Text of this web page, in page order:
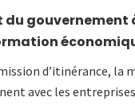
du gouvernement
d’itinérance, la
avec les